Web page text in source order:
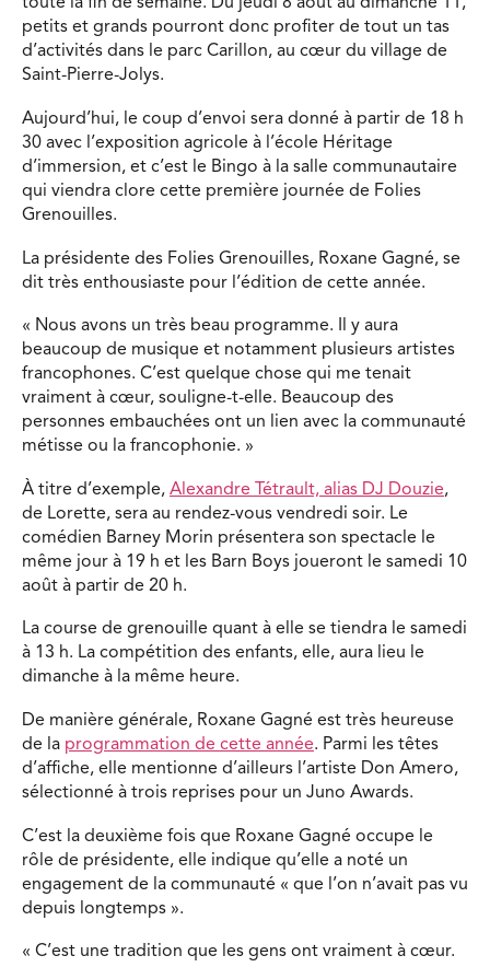
toute la fin de semaine. Du jeudi 8 aout au dimanche 11,
petits et grands pourront donc profiter de tout un tas
d’activités dans le parc Carillon, au cœur du village de
Saint-Pierre-Jolys.
Aujourd’hui, le coup d’envoi sera donné à partir de 18 h
30 avec l’exposition agricole à l’école Héritage
d’immersion, et c’est le Bingo à la salle communautaire
qui viendra clore cette première journée de Folies
Grenouilles.
La présidente des Folies Grenouilles, Roxane Gagné, se
dit très enthousiaste pour l’édition de cette année.
« Nous avons un très beau programme. Il y aura
beaucoup de musique et notamment plusieurs artistes
francophones. C’est quelque chose qui me tenait
vraiment à cœur, souligne-t-elle. Beaucoup des
personnes embauchées ont un lien avec la communauté
métisse ou la francophonie. »
À titre d’exemple, Alexandre Tétrault, alias DJ Douzie,
de Lorette, sera au rendez-vous vendredi soir. Le
comédien Barney Morin présentera son spectacle le
même jour à 19 h et les Barn Boys joueront le samedi 10
août à partir de 20 h.
La course de grenouille quant à elle se tiendra le samedi
à 13 h. La compétition des enfants, elle, aura lieu le
dimanche à la même heure.
De manière générale, Roxane Gagné est très heureuse
de la programmation de cette année. Parmi les têtes
d’affiche, elle mentionne d’ailleurs l’artiste Don Amero,
sélectionné à trois reprises pour un Juno Awards.
C’est la deuxième fois que Roxane Gagné occupe le
rôle de présidente, elle indique qu’elle a noté un
engagement de la communauté « que l’on n’avait pas vu
depuis longtemps ».
« C’est une tradition que les gens ont vraiment à cœur.